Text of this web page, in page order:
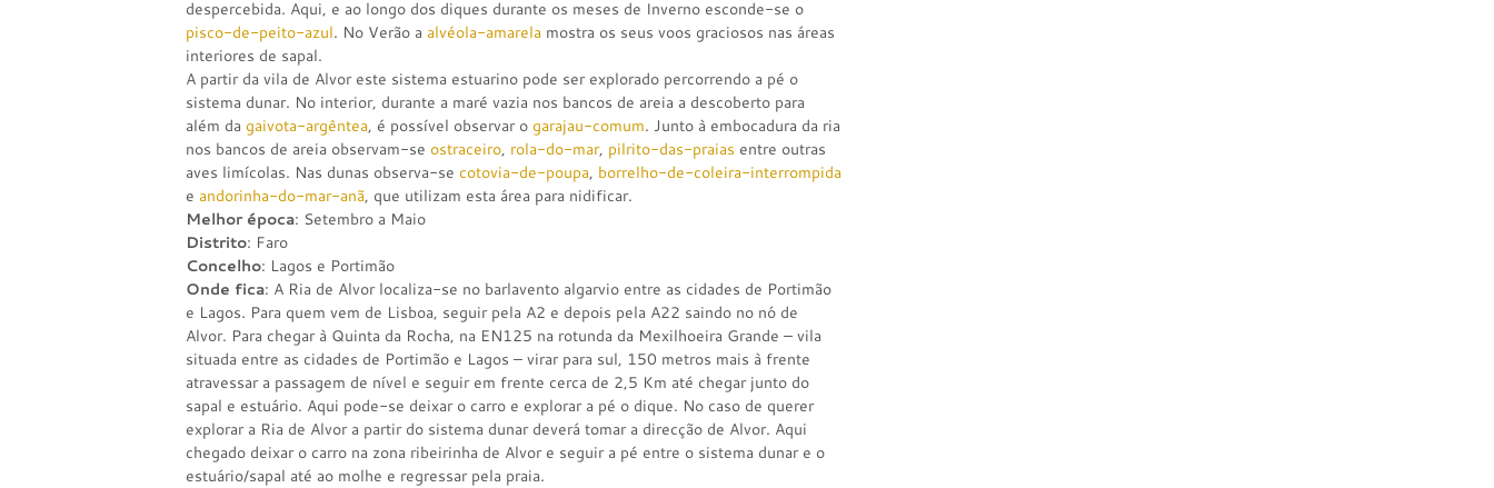
despercebida. Aqui, e ao longo dos diques durante os meses de Inverno esconde-se o
pisco-de-peito-azul. No Verão a alvéola-amarela mostra os seus voos graciosos nas áreas
interiores de sapal.
A partir da vila de Alvor este sistema estuarino pode ser explorado percorrendo a pé o
sistema dunar. No interior, durante a maré vazia nos bancos de areia a descoberto para
além da gaivota-argêntea, é possível observar o garajau-comum. Junto à embocadura da ria
nos bancos de areia observam-se ostraceiro, rola-do-mar, pilrito-das-praias entre outras
aves limícolas. Nas dunas observa-se cotovia-de-poupa, borrelho-de-coleira-interrompida
e andorinha-do-mar-anã, que utilizam esta área para nidificar.
Melhor época: Setembro a Maio
Distrito: Faro
Concelho: Lagos e Portimão
Onde fica: A Ria de Alvor localiza-se no barlavento algarvio entre as cidades de Portimão
e Lagos. Para quem vem de Lisboa, seguir pela A2 e depois pela A22 saindo no nó de
Alvor. Para chegar à Quinta da Rocha, na EN125 na rotunda da Mexilhoeira Grande – vila
situada entre as cidades de Portimão e Lagos – virar para sul, 150 metros mais à frente
atravessar a passagem de nível e seguir em frente cerca de 2,5 Km até chegar junto do
sapal e estuário. Aqui pode-se deixar o carro e explorar a pé o dique. No caso de querer
explorar a Ria de Alvor a partir do sistema dunar deverá tomar a direcção de Alvor. Aqui
chegado deixar o carro na zona ribeirinha de Alvor e seguir a pé entre o sistema dunar e o
estuário/sapal até ao molhe e regressar pela praia.